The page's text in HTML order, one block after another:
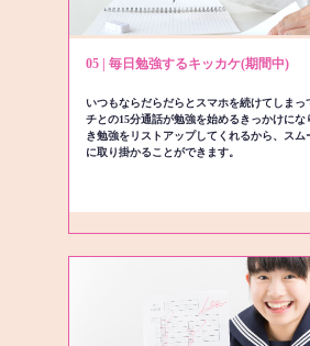
05 | 毎日勉強するキッカケ(期間中)
いつもならだらだらとスマホを続けてしまっ
チとの15分通話が勉強を始めるきっかけにな
き勉強をリストアップしてくれるから、スム
に取り掛かることができます。